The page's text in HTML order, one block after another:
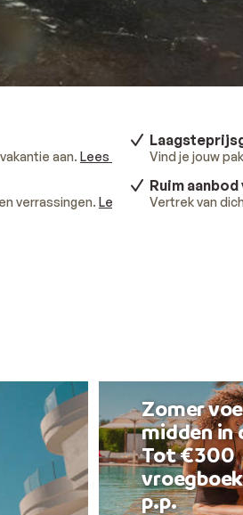
aan. Lees meer Vind je jouw
verrassingen. Lees meer.
Ruim
Vertrek van
Zomer
midden in
Tot €300
p.p.